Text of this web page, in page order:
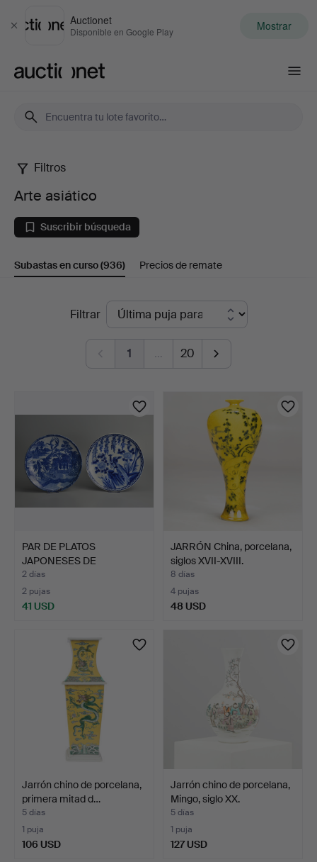
Cerrar
Auctionet
Disponible en Google Play Mostrar
Arte
asiático
Filtros
Arte asiático
Suscribir búsqueda
Subastas en curso(936) Precios de remate
SubastasFiltrar
1 … 20
PAR DE PLATOS
JAPONESES DE
PORCELANA ARITA…
2 días
2 pujas
41 USD
JARRÓN China, porcelana,
siglos XVII-XVIII.
8 días
4 pujas
48 USD
Jarrón chino de porcelana,
primera mitad d…
5 días
1 puja
106 USD
Jarrón chino de porcelana,
Mingo, siglo XX.
5 días
1 puja
127 USD